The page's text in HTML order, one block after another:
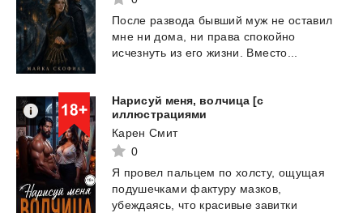
После развода бывший муж не оставил
мне ни дома, ни права спокойно
исчезнуть из его жизни. Вместо...
Нарисуй меня, волчица [с
иллюстрациями
Карен Смит
0
Я провел пальцем по холсту, ощущая
подушечками фактуру мазков,
убеждаясь, что красивые завитки